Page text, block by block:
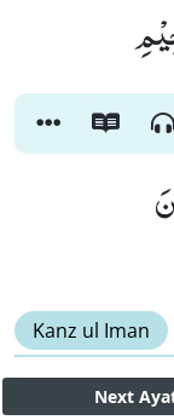
Kanz ul Iman
Next